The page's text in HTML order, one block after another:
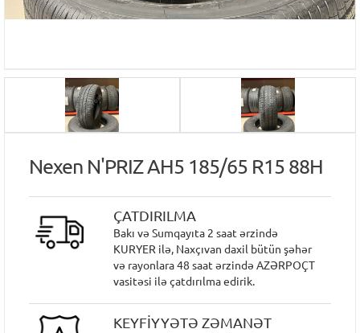
Nexen N'PRIZ AH5 185/65 R15 88H
ÇATDIRILMA
Bakı və Sumqayıta 2 saat ərzində
KURYER ilə, Naxçıvan daxil bütün şəhər
və rayonlara 48 saat ərzində AZƏRPOÇT
vasitəsi ilə çatdırılma edirik.
KEYFİYYƏTƏ ZƏMANƏT